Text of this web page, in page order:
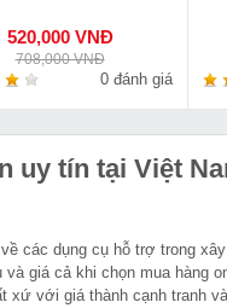
520,000 VNĐ
708,000 VNĐ
0 đánh giá
uy tín tại Việt
các dụng cụ hỗ trợ trong
giá cả khi chọn mua hàng
xứ với giá thành cạnh tranh